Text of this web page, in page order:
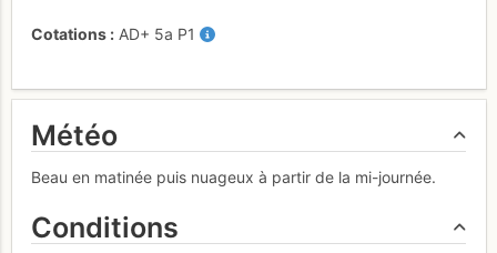
Cotations AD+ 5a P1
Météo
Beau en matinée puis nuageux à partir de la mi-journée.
Conditions